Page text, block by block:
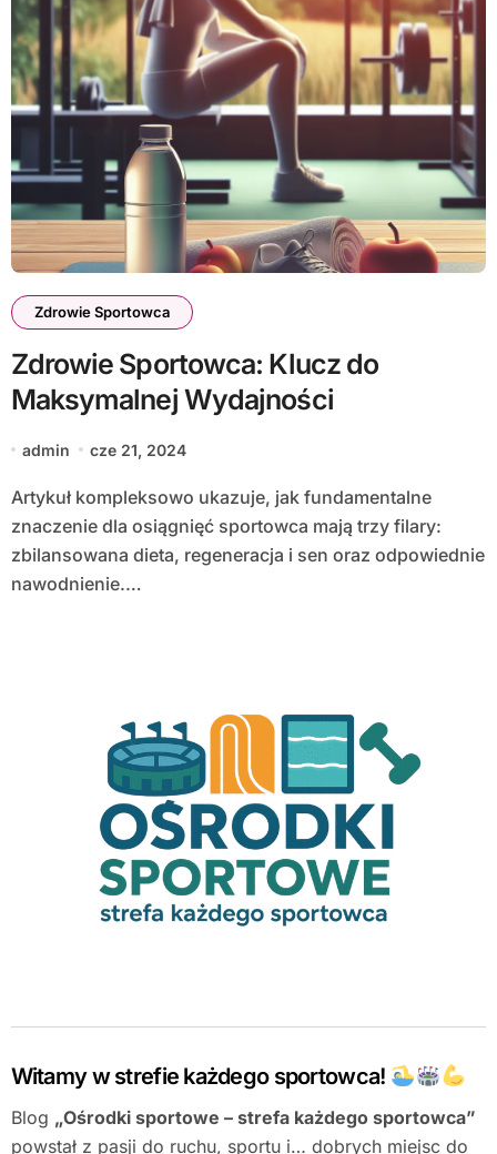
Zdrowie Sportowca
Zdrowie Sportowca: Klucz do
Maksymalnej Wydajności
admin cze 21, 2024
Artykuł kompleksowo ukazuje, jak fundamentalne
znaczenie dla osiągnięć sportowca mają trzy filary:
zbilansowana dieta, regeneracja i sen oraz odpowiednie
nawodnienie.…
Witamy w strefie każdego sportowca!
Blog „Ośrodki sportowe – strefa każdego sportowca”
powstał z pasji do ruchu, sportu i… dobrych miejsc do